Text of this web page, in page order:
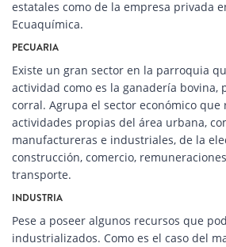
estatales como de la empresa privada
Ecuaquímica.
PECUARIA
Existe un gran sector en la parroquia
actividad como es la ganadería bovina,
corral. Agrupa el sector económico que
actividades propias del área urbana,
manufactureras e industriales, de la
construcción, comercio,
transporte.
INDUSTRIA
Pese a poseer algunos recursos que
industrializados. Como es el caso del